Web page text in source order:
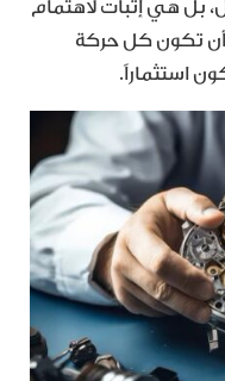
بل هي إثبات لاهتمام
أن تكون كل حركة
استثماراً.